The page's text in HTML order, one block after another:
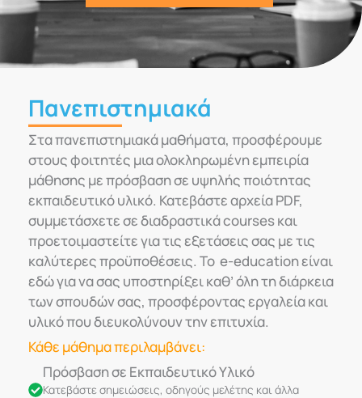
Πανεπιστημιακά
Στα πανεπιστημιακά μαθήματα, προσφέρουμε
στους φοιτητές μια ολοκληρωμένη εμπειρία
μάθησης με πρόσβαση σε υψηλής ποιότητας
εκπαιδευτικό υλικό. Κατεβάστε αρχεία PDF,
συμμετάσχετε σε διαδραστικά courses και
προετοιμαστείτε για τις εξετάσεις σας με τις
καλύτερες προϋποθέσεις. Το e-education είναι
εδώ για να σας υποστηρίξει καθ’ όλη τη διάρκεια
των σπουδών σας, προσφέροντας εργαλεία και
υλικό που διευκολύνουν την επιτυχία.
Κάθε μάθημα περιλαμβάνει:
Πρόσβαση σε Εκπαιδευτικό Υλικό
Κατεβάστε σημειώσεις, οδηγούς μελέτης και άλλα